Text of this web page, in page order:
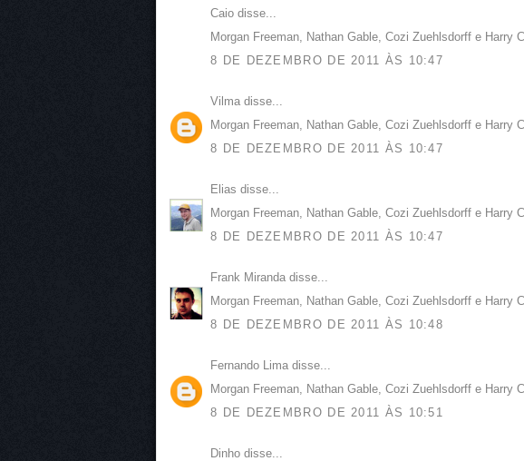
Caio disse...
Morgan Freeman, Nathan Gable, Cozi Zuehlsdorff e Harry
8 DE DEZEMBRO DE 2011 ÀS 10:47
Vilma disse...
Morgan Freeman, Nathan Gable, Cozi Zuehlsdorff e Harry
8 DE DEZEMBRO DE 2011 ÀS 10:47
Elias disse...
Morgan Freeman, Nathan Gable, Cozi Zuehlsdorff e Harry
8 DE DEZEMBRO DE 2011 ÀS 10:47
Frank Miranda disse...
Morgan Freeman, Nathan Gable, Cozi Zuehlsdorff e Harry
8 DE DEZEMBRO DE 2011 ÀS 10:48
Fernando Lima disse...
Morgan Freeman, Nathan Gable, Cozi Zuehlsdorff e Harry
8 DE DEZEMBRO DE 2011 ÀS 10:51
Dinho disse...